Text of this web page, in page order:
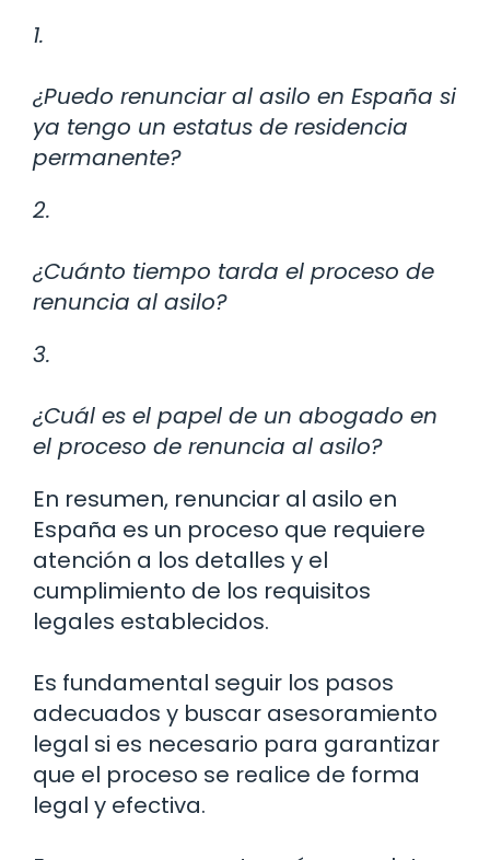
1.
¿Puedo renunciar al asilo en España si
ya tengo un estatus de residencia
permanente?
2.
¿Cuánto tiempo tarda el proceso de
renuncia al asilo?
3.
¿Cuál es el papel de un abogado en
el proceso de renuncia al asilo?
En resumen, renunciar al asilo en
España es un proceso que requiere
atención a los detalles y el
cumplimiento de los requisitos
legales establecidos.
Es fundamental seguir los pasos
adecuados y buscar asesoramiento
legal si es necesario para garantizar
que el proceso se realice de forma
legal y efectiva.